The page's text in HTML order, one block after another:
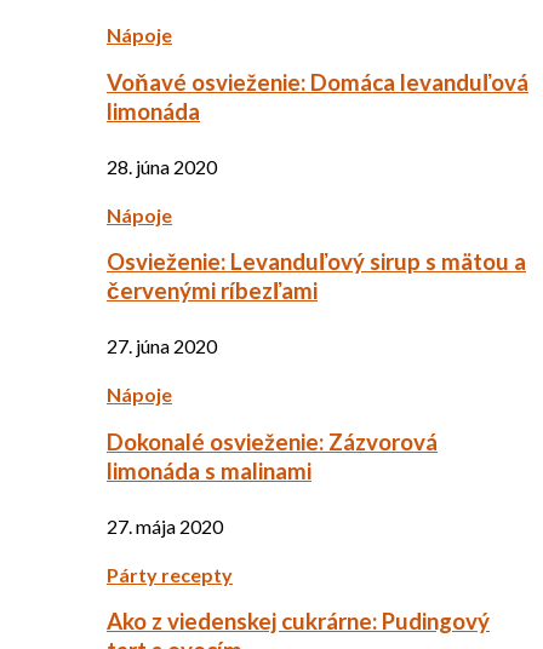
Nápoje
Voňavé osvieženie: Domáca levanduľová
limonáda
28. júna 2020
Nápoje
Osvieženie: Levanduľový sirup s mätou a
červenými ríbezľami
27. júna 2020
Nápoje
Dokonalé osvieženie: Zázvorová
limonáda s malinami
27. mája 2020
Párty recepty
Ako z viedenskej cukrárne: Pudingový